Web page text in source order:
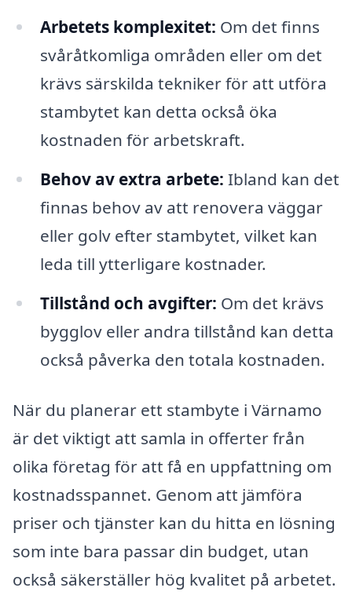
Arbetets komplexitet: Om det finns
svåråtkomliga områden eller om det
krävs särskilda tekniker för att utföra
stambytet kan detta också öka
kostnaden för arbetskraft.
Behov av extra arbete: Ibland kan det
finnas behov av att renovera väggar
eller golv efter stambytet, vilket kan
leda till ytterligare kostnader.
Tillstånd och avgifter: Om det krävs
bygglov eller andra tillstånd kan detta
också påverka den totala kostnaden.
När du planerar ett stambyte i Värnamo
är det viktigt att samla in offerter från
olika företag för att få en uppfattning om
kostnadsspannet. Genom att jämföra
priser och tjänster kan du hitta en lösning
som inte bara passar din budget, utan
också säkerställer hög kvalitet på arbetet.